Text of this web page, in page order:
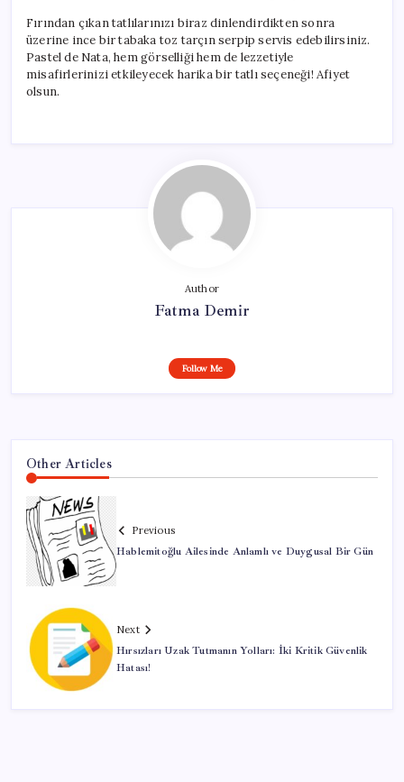
Fırından çıkan tatlılarınızı biraz dinlendirdikten sonra
üzerine ince bir tabaka toz tarçın serpip servis edebilirsiniz.
Pastel de Nata, hem görselliği hem de lezzetiyle
misafirlerinizi etkileyecek harika bir tatlı seçeneği! Afiyet
olsun.
Author
Fatma Demir
Follow Me
Other Articles
Previous
Hablemitoğlu Ailesinde Anlamlı ve Duygusal Bir Gün
Next
Hırsızları Uzak Tutmanın Yolları: İki Kritik Güvenlik
Hatası!